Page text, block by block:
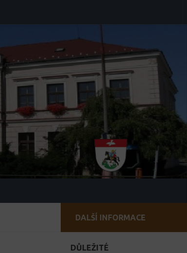
DALŠÍ INFORMACE
DŮLEŽITÉ